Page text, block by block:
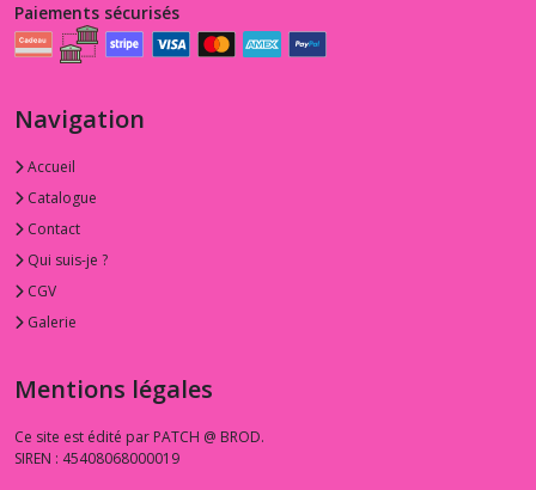
Paiements sécurisés
Navigation
Accueil
Catalogue
Contact
Qui suis-je ?
CGV
Galerie
Mentions légales
Ce site est édité par PATCH @ BROD.
SIREN : 45408068000019